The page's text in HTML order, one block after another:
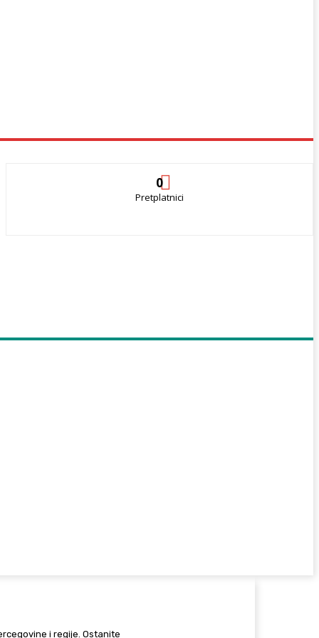
0
Pretplatnici
i regije. Ostanite